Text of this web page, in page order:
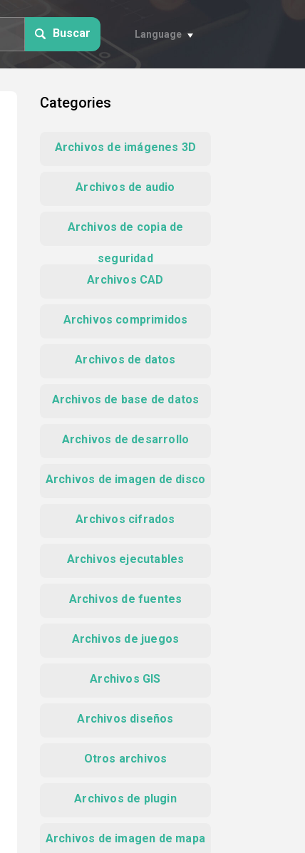
Buscar Language
Categories
Archivos de imágenes 3D
Archivos de audio
Archivos de copia de
seguridad
Archivos CAD
Archivos comprimidos
Archivos de datos
Archivos de base de datos
Archivos de desarrollo
Archivos de imagen de disco
Archivos cifrados
Archivos ejecutables
Archivos de fuentes
Archivos de juegos
Archivos GIS
Archivos diseños
Otros archivos
Archivos de plugin
Archivos de imagen de mapa